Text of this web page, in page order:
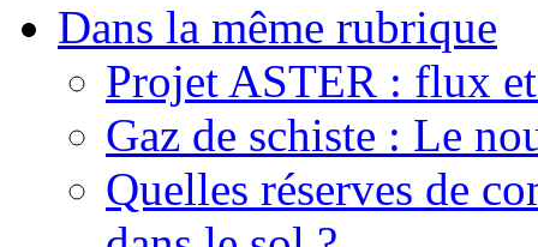
Dans la même rubrique
Projet ASTER : flux
Gaz de schiste : Le
Quelles réserves de